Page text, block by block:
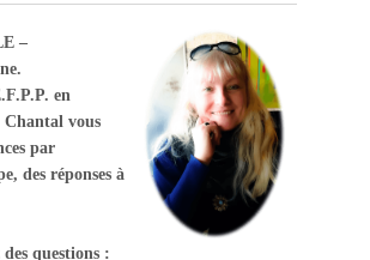
–
en
Chantal vous
par
des réponses à
des questions :